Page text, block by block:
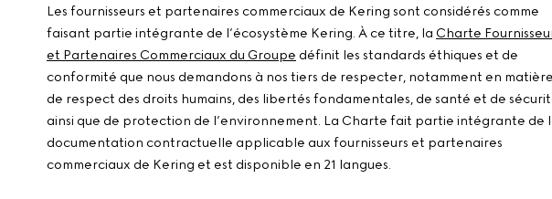
Les fournisseurs et partenaires commerciaux de Kering sont considérés comme
faisant partie intégrante de l’écosystème Kering. À ce titre, la Charte
et Partenaires Commerciaux du Groupe définit les standards éthiques et de
conformité que nous demandons à nos tiers de respecter, notamment en matière
de respect des droits humains, des libertés fondamentales, de santé et de
ainsi que de protection de l’environnement. La Charte fait partie intégrante de
documentation contractuelle applicable aux fournisseurs et partenaires
commerciaux de Kering et est disponible en 21 langues.